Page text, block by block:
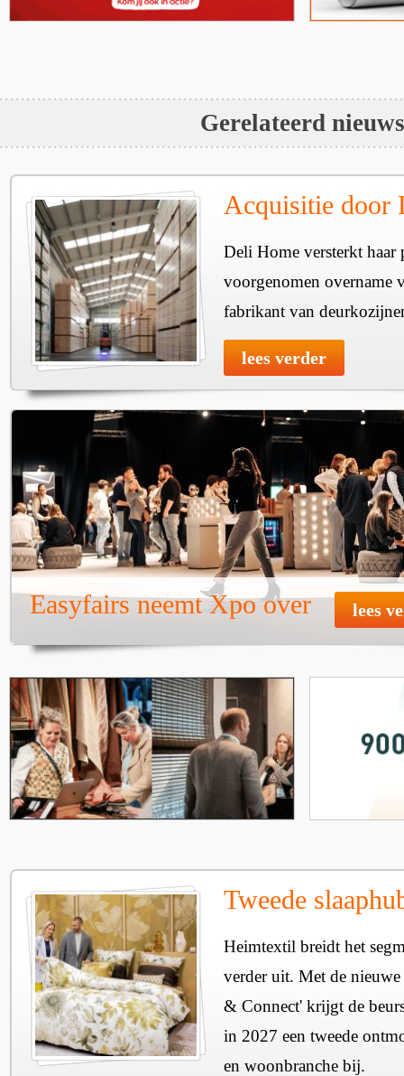
Gerelateerd nieuws
Acquisitie door
Deli Home versterkt haar
voorgenomen overname
fabrikant van
lees verder
Easyfairs neemt Xpo over lees
Tweede
Heimtextil breidt het
verder uit. Met de
& Connect' krijgt de
in 2027 een tweede
en woonbranche bij.